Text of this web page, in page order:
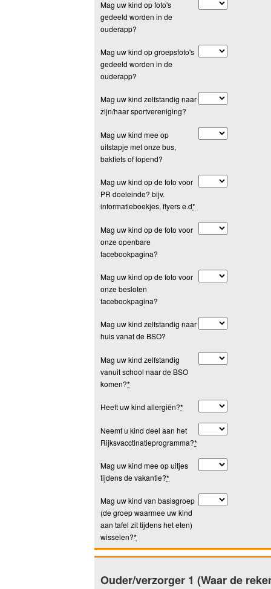
Mag uw kind op foto's
gedeeld worden in de
ouderapp?
Mag uw kind op groepsfoto's
gedeeld worden in de
ouderapp?
Mag uw kind zelfstandig naar
zijn/haar sportvereniging?
Mag uw kind mee op
uitstapje met onze bus,
bakfiets of lopend?
Mag uw kind op de foto voor
PR doeleinde? bijv.
informatieboekjes, flyers e.d*
Mag uw kind op de foto voor
onze openbare
facebookpagina?
Mag uw kind op de foto voor
onze besloten
facebookpagina?
Mag uw kind zelfstandig naar
huis vanaf de BSO?
Mag uw kind zelfstandig
vanuit school naar de BSO
komen?*
Heeft uw kind allergiën?*
Neemt u kind deel aan het
Rijksvacctinatieprogramma?*
Mag uw kind mee op uitjes
tijdens de vakantie?*
Mag uw kind van basisgroep
(de groep waarmee uw kind
aan tafel zit tijdens het eten)
wisselen?*
Ouder/verzorger 1 (Waar de